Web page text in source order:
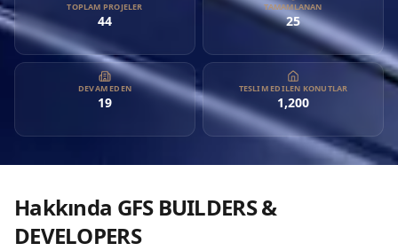
ticari mülkler için birinci sınıf bir seçenek haline gelmiştir.
Geniş portföyü, çeşitli yatırım ihtiyaçlarına hitap eden
projeler içermekte olup, onları seçkin mülk yatırımcıları için
ideal bir ortak yapmaktadır. GFS'nin erişimi, Birleşik Arap
Emirlikleri, Birleşik Krallık, Güney Afrika, Umman, Bahreyn,
Suudi Arabistan, Pakistan ve ABD gibi uluslararası pazarlara
yayılmakta olup, küresel vizyonunu ve uzmanlığını
sergilemektedir. Geliştirmenin her yönünde mükemmeliyeti
önceliklendiren GFS Builders & Developers, Dubai'deki
etmektedir.
TOPLAM PROJELER
44
TAMAMLANAN
25
DEVAM EDEN
19
TESLIM EDILEN KONUTLAR
1,200
Hakkında GFS BUILDERS &
DEVELOPERS